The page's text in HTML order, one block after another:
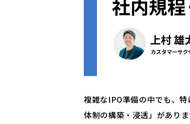
複雑なIPO準備の中でも、
体制の構築・浸透」がありま